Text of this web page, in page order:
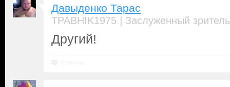
Давыденко Тарас
TPABHIK1975 | Заслуженный зритель
Другий!